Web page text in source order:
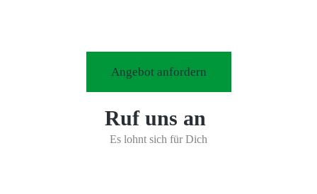
Angebot anfordern
Ruf uns an
Es lohnt sich für Dich